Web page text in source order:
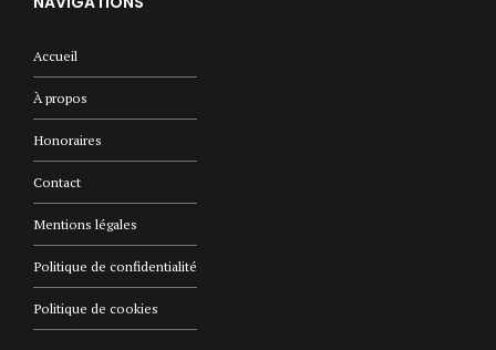
Accueil
À propos
Honoraires
Contact
Mentions légales
Politique de confidentialité
Politique de cookies